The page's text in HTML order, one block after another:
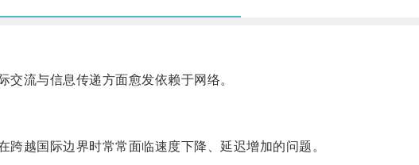
流与信息传递方面愈发依赖于网络。
越国际边界时常常面临速度下降、延迟增加的问题。